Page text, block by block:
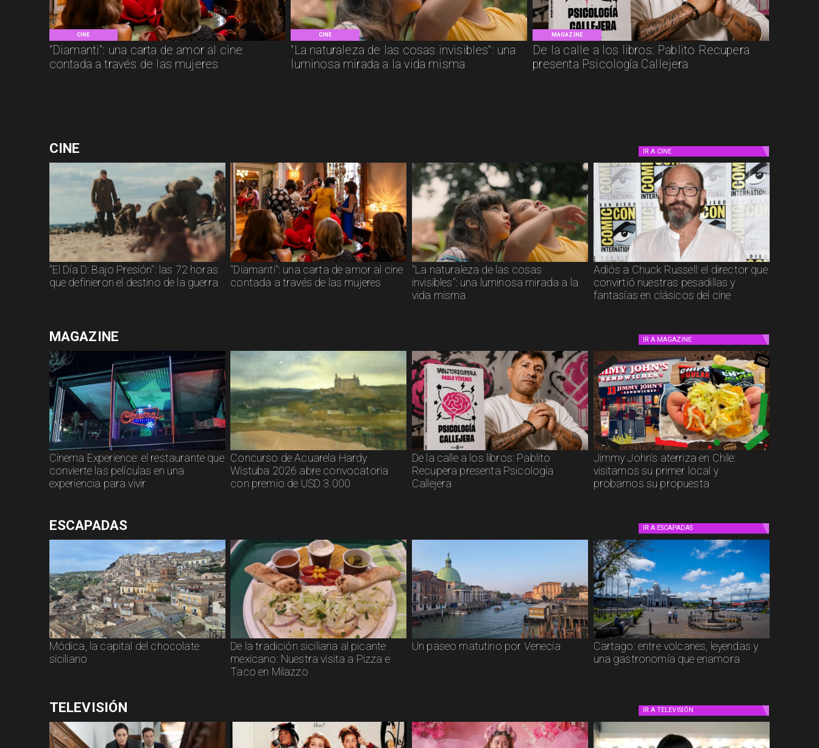
CINE
"Diamanti": una carta de amor al cine
contada a través de las mujeres
CINE
"La naturaleza de las cosas invisibles": una
luminosa mirada a la vida misma
MAGAZINE
De la calle a los libros: Pablito Recupera
presenta Psicología Callejera
CINE IR A CINE
"El Día D: Bajo Presión": las 72 horas
que definieron el destino de la guerra
"Diamanti": una carta de amor al cine
contada a través de las mujeres
"La naturaleza de las cosas
invisibles": una luminosa mirada a la
vida misma
Adiós a Chuck Russell: el director que
convirtió nuestras pesadillas y
fantasías en clásicos del cine
MAGAZINE IR A MAGAZINE
Cinema Experience: el restaurante que
convierte las películas en una
experiencia para vivir
Concurso de Acuarela Hardy
Wistuba 2026 abre convocatoria
con premio de USD 3.000
De la calle a los libros: Pablito
Recupera presenta Psicología
Callejera
Jimmy John’s aterriza en Chile:
visitamos su primer local y
probamos su propuesta
ESCAPADAS IR A ESCAPADAS
Módica, la capital del chocolate
siciliano
De la tradición siciliana al picante
mexicano: Nuestra visita a Pizza e
Taco en Milazzo
Un paseo matutino por Venecia
Cartago: entre volcanes, leyendas y
una gastronomía que enamora
TELEVISIÓN IR A TELEVISIÓN